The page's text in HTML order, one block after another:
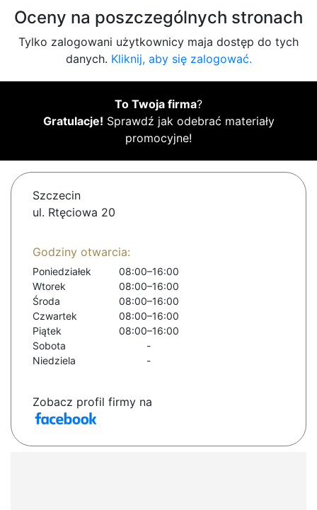
Oceny na poszczególnych stronach
Tylko zalogowani użytkownicy maja dostęp do tych
danych. Kliknij, aby się zalogować.
To Twoja firma?
Gratulacje! Sprawdź jak odebrać materiały
promocyjne!
Szczecin
ul. Rtęciowa 20
Godziny otwarcia:
Poniedziałek
08:00–16:00
Wtorek
08:00–16:00
Środa
08:00–16:00
Czwartek
08:00–16:00
Piątek
08:00–16:00
Sobota
-
Niedziela
-
Zobacz profil firmy na